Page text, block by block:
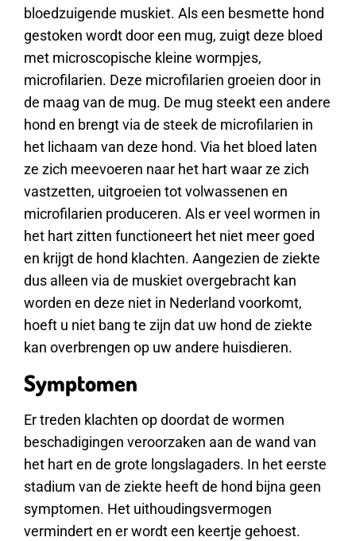
bloedzuigende muskiet. Als een besmette hond
gestoken wordt door een mug, zuigt deze bloed
met microscopische kleine wormpjes,
microfilarien. Deze microfilarien groeien door in
de maag van de mug. De mug steekt een andere
hond en brengt via de steek de microfilarien in
het lichaam van deze hond. Via het bloed laten
ze zich meevoeren naar het hart waar ze zich
vastzetten, uitgroeien tot volwassenen en
microfilarien produceren. Als er veel wormen in
het hart zitten functioneert het niet meer goed
en krijgt de hond klachten. Aangezien de ziekte
dus alleen via de muskiet overgebracht kan
worden en deze niet in Nederland voorkomt,
hoeft u niet bang te zijn dat uw hond de ziekte
kan overbrengen op uw andere huisdieren.
Symptomen
Er treden klachten op doordat de wormen
beschadigingen veroorzaken aan de wand van
het hart en de grote longslagaders. In het eerste
stadium van de ziekte heeft de hond bijna geen
symptomen. Het uithoudingsvermogen
vermindert en er wordt een keertje gehoest.